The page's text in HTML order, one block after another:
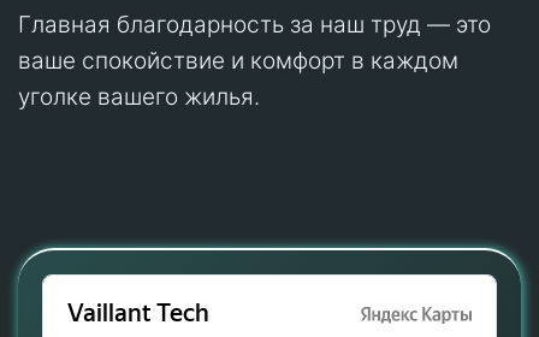
Главная благодарность за наш труд — это
ваше спокойствие и комфорт в каждом
уголке вашего жилья.